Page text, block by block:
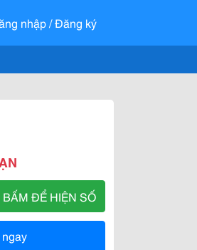
nhập / Đăng ký
BẤM ĐỂ HIỆN SỐ